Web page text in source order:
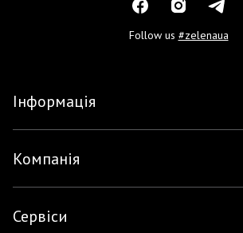
Follow us #zelenaua
Інформація
Компанія
Сервіси